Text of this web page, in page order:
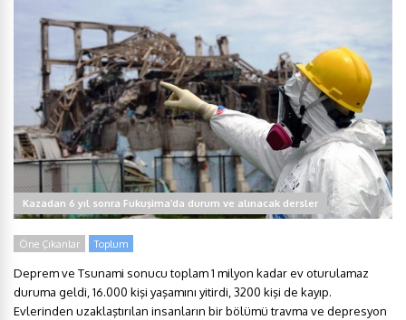
Kazadan 6 yıl sonra Fukuşima’da durum ve alınacak dersler
Öne Çıkanlar Toplum
Deprem ve Tsunami sonucu toplam 1 milyon kadar ev oturulamaz
duruma geldi, 16.000 kişi yaşamını yitirdi, 3200 kişi de kayıp.
Evlerinden uzaklaştırılan insanların bir bölümü travma ve depresyon